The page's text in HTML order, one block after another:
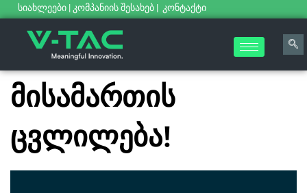
სიახლეები | კომპანიის შესახებ | კონტაქტი
მისამართის
ცვლილება!